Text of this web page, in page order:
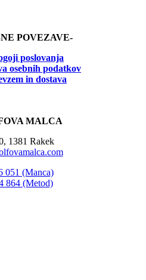
POVEZAVE-
poslovanja
osebnih podatkov
in dostava
MALCA
1381 Rakek
051 (Manca)
864 (Metod)